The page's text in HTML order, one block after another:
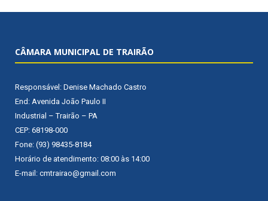
CÂMARA MUNICIPAL DE TRAIRÃO
Responsável: Denise Machado Castro
End: Avenida João Paulo II
Industrial – Trairão – PA
CEP: 68198-000
Fone: (93) 98435-8184
Horário de atendimento: 08:00 às 14:00
E-mail: cmtrairao@gmail.com